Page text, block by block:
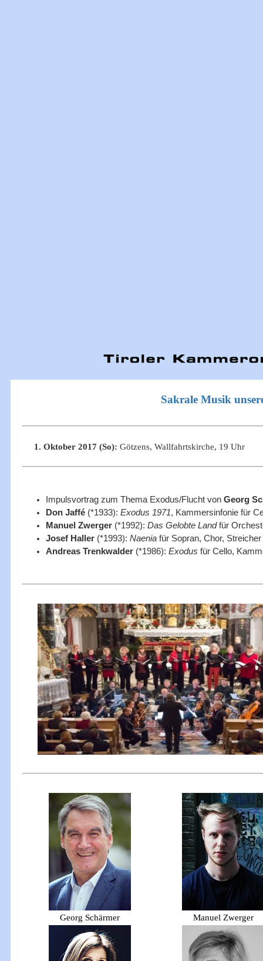
Sakrale Musik
1. Oktober 2017 (So): Götzens, Wallfahrtskirche, 19 Uhr
Impulsvortrag zum Thema Exodus/Flucht von Georg
Don Jaffé (*1933): Exodus 1971, Kammersinfonie für
Manuel Zwerger (*1992): Das Gelobte Landfür
Josef Haller (*1993): Naenia für Sopran, Chor,
Andreas Trenkwalder (*1986): Exodus für Cello,
Georg Schärmer Manuel Zwerger